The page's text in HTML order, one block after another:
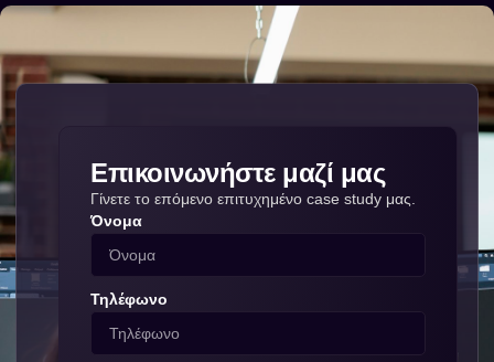
Επικοινωνήστε μαζί μας
Γίνετε το επόμενο επιτυχημένο case study μας.
Όνομα
Τηλέφωνο